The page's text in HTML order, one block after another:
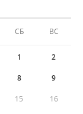
СБ ВС
1 2
8 9
15 16